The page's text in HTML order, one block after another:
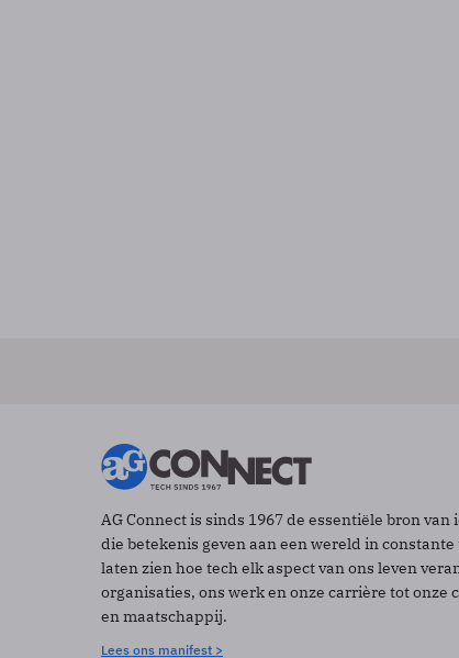
AG Connect is sinds 1967 de essentiële bron
die betekenis geven aan een wereld in
laten zien hoe tech elk aspect van ons leven
organisaties, ons werk en onze carrière tot onze
en maatschappij.
Lees ons manifest >